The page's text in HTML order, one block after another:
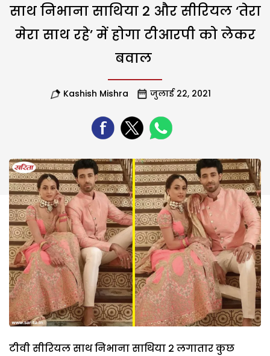
साथ निभाना साथिया 2 और सीरियल ‘तेरा
मेरा साथ रहे’ में होगा टीआरपी को लेकर
बवाल
Kashish Mishra जुलाई 22, 2021
टीवी सीरियल साथ निभाना साथिया 2 लगातार कुछ